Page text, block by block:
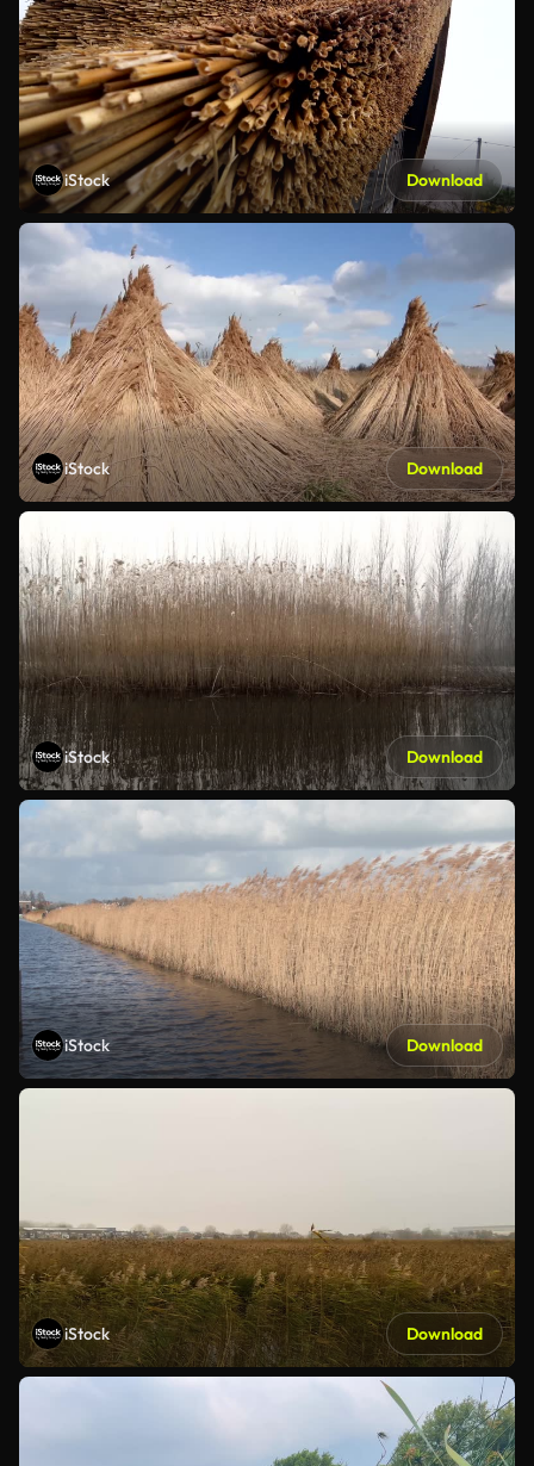
iStock Download
iStock Download
iStock Download
iStock Download
iStock Download